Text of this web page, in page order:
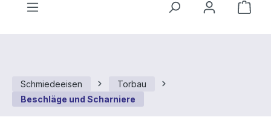
Schmiedeeisen
Torbau
Beschläge und Scharniere